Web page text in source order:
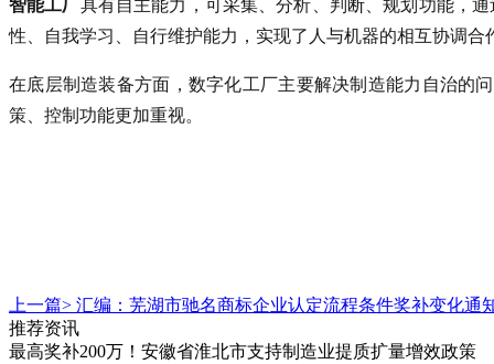
智能工厂具有自主能力，可采集、分析、判断、规划功能，
性、自我学习、自行维护能力，实现了人与机器的相互协调合
在底层制造装备方面，数字化工厂主要解决制造能力自治的
策、控制功能更加重视。
上一篇> 汇编：芜湖市驰名商标企业认定流程条件奖补变化通
推荐资讯
最高奖补200万！安徽省淮北市支持制造业提质扩量增效政策